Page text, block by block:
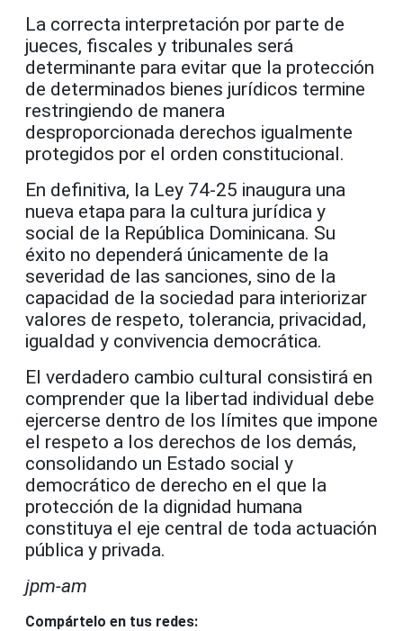
La correcta interpretación por parte de
jueces, fiscales y tribunales será
determinante para evitar que la protección
de determinados bienes jurídicos termine
restringiendo de manera
desproporcionada derechos igualmente
protegidos por el orden constitucional.
En definitiva, la Ley 74-25 inaugura una
nueva etapa para la cultura jurídica y
social de la República Dominicana. Su
éxito no dependerá únicamente de la
severidad de las sanciones, sino de la
capacidad de la sociedad para interiorizar
valores de respeto, tolerancia, privacidad,
igualdad y convivencia democrática.
El verdadero cambio cultural consistirá en
comprender que la libertad individual debe
ejercerse dentro de los límites que impone
el respeto a los derechos de los demás,
consolidando un Estado social y
democrático de derecho en el que la
protección de la dignidad humana
constituya el eje central de toda actuación
pública y privada.
jpm-am
Compártelo en tus redes: